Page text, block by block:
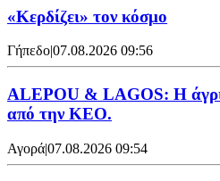
«Κερδίζει» τον κόσμο
Γήπεδο|07.08.2026 09:56
ALEPOU & LAGOS: Η
από την ΚΕΟ.
Αγορά|07.08.2026 09:54